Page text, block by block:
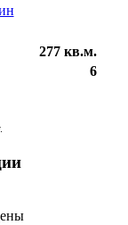
277 кв.м.
6